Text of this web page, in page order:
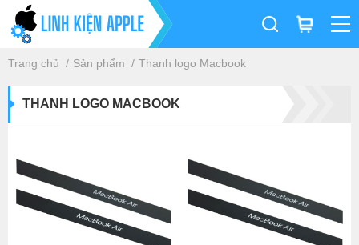
Trang chủ Sản phẩm Thanh logo Macbook
THANH LOGO MACBOOK